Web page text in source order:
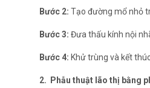
giác mạc bằng dao vi phẫu Moria SBK).
XEM CHI TIẾT
Bước 2: Tạo đường mổ nhỏ
Bước 3: Đưa thấu kính nội
Bước 4: Khử trùng và kết
2. Phẫu thuật lão thị bằng